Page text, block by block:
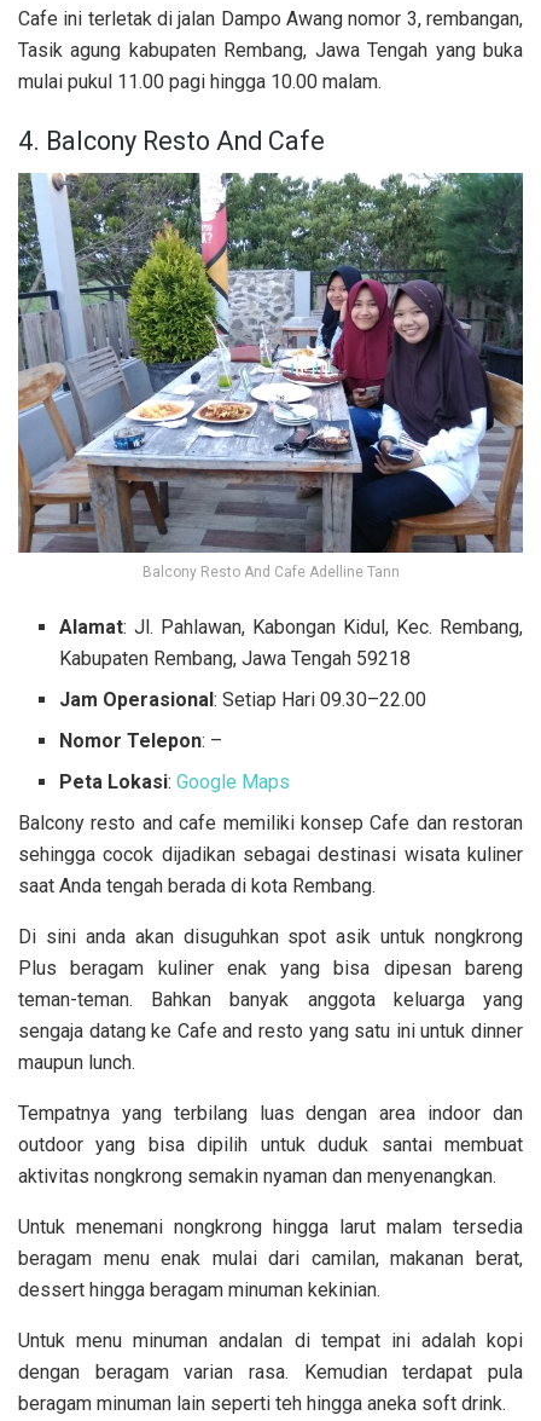
Cafe ini terletak di jalan Dampo Awang nomor 3, rembangan,
Tasik agung kabupaten Rembang, Jawa Tengah yang buka
mulai pukul 11.00 pagi hingga 10.00 malam.
4. Balcony Resto And Cafe
Balcony Resto And Cafe Adelline Tann
Alamat: Jl. Pahlawan, Kabongan Kidul, Kec. Rembang,
Kabupaten Rembang, Jawa Tengah 59218
Jam Operasional: Setiap Hari 09.30–22.00
Nomor Telepon: –
Peta Lokasi:Google Maps
Balcony resto and cafe memiliki konsep Cafe dan restoran
sehingga cocok dijadikan sebagai destinasi wisata kuliner
saat Anda tengah berada di kota Rembang.
Di sini anda akan disuguhkan spot asik untuk nongkrong
Plus beragam kuliner enak yang bisa dipesan bareng
teman-teman. Bahkan banyak anggota keluarga yang
sengaja datang ke Cafe and resto yang satu ini untuk dinner
maupun lunch.
Tempatnya yang terbilang luas dengan area indoor dan
outdoor yang bisa dipilih untuk duduk santai membuat
aktivitas nongkrong semakin nyaman dan menyenangkan.
Untuk menemani nongkrong hingga larut malam tersedia
beragam menu enak mulai dari camilan, makanan berat,
dessert hingga beragam minuman kekinian.
Untuk menu minuman andalan di tempat ini adalah kopi
dengan beragam varian rasa. Kemudian terdapat pula
beragam minuman lain seperti teh hingga aneka soft drink.